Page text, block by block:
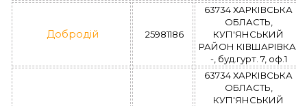
Добродій 25981186
63734 ХАРКІВСЬКА
ОБЛАСТЬ,
КУП'ЯНСЬКИЙ
РАЙОН КІВШАРІВКА,
-, буд.гурт. 7, оф.1
63734 ХАРКІВСЬКА
ОБЛАСТЬ,
КУП'ЯНСЬКИЙ